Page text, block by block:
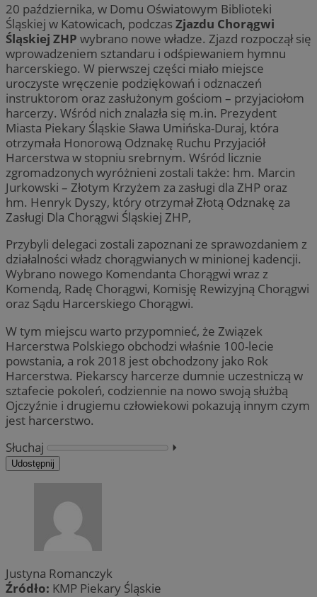
20 października, w Domu Oświatowym Biblioteki
Śląskiej w Katowicach, podczasZjazdu Chorągwi
Śląskiej ZHP wybrano nowe władze. Zjazd rozpoczął się
wprowadzeniem sztandaru i odśpiewaniem hymnu
harcerskiego. W pierwszej części miało miejsce
uroczyste wręczenie podziękowań i odznaczeń
instruktorom oraz zasłużonym gościom – przyjaciołom
harcerzy. Wśród nich znalazła się m.in. Prezydent
Miasta Piekary Śląskie Sława Umińska-Duraj, która
otrzymała Honorową Odznakę Ruchu Przyjaciół
Harcerstwa w stopniu srebrnym. Wśród licznie
zgromadzonych wyróżnieni zostali także: hm. Marcin
Jurkowski – Złotym Krzyżem za zasługi dla ZHP oraz
hm. Henryk Dyszy, który otrzymał Złotą Odznakę za
Zasługi Dla Chorągwi Śląskiej ZHP,
Przybyli delegaci zostali zapoznani ze sprawozdaniem z
działalności władz chorągwianych w minionej kadencji.
Wybrano nowego Komendanta Chorągwi wraz z
Komendą, Radę Chorągwi, Komisję Rewizyjną Chorągwi
oraz Sądu Harcerskiego Chorągwi.
W tym miejscu warto przypomnieć, że Związek
Harcerstwa Polskiego obchodzi właśnie 100-lecie
powstania, a rok 2018 jest obchodzony jako Rok
Harcerstwa. Piekarscy harcerze dumnie uczestniczą w
sztafecie pokoleń, codziennie na nowo swoją służbą
Ojczyźnie i drugiemu człowiekowi pokazują innym czym
jest harcerstwo.
Słuchaj
⏵︎
Udostępnij
Justyna Romanczyk
Źródło: KMP Piekary Śląskie